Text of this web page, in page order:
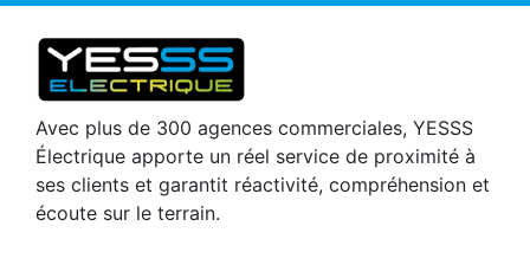
Avec plus de 300 agences commerciales, YESSS
Électrique apporte un réel service de proximité à
ses clients et garantit réactivité, compréhension et
écoute sur le terrain.